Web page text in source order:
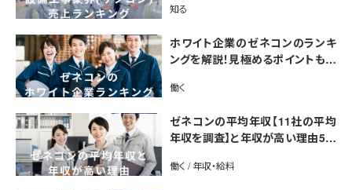
市場規模も解説
知る
ホワイト企業のゼネコンのランキ
ングを解説！見極めるポイントも紹
働く
ゼネコンの平均年収【11社の平均
年収を調査】と年収が高い理由5選
働く / 年収・給料